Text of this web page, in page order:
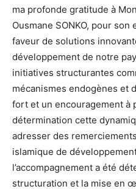
ma profonde gratitude à
Ousmane SONKO, pour
faveur de solutions
développement de notre
initiatives structurantes
mécanismes endogènes et
fort et un encouragement à
détermination cette
adresser des
islamique de
l’accompagnement a été
structuration et la mise en